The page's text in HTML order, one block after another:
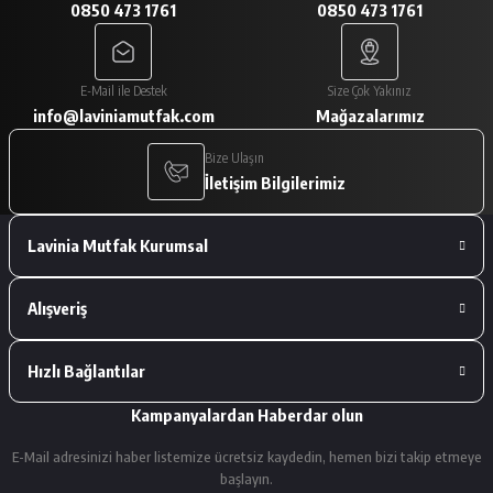
A... V... | 29/01/2026
Paketleme çok iyiydi. Ürünler tam
istediğimiz gibiydi.
A... V... | 29/01/2026
Deneyimini Paylaş
0850 473 1761 0850 473 1761
E-Mail ile Destek
info@laviniamutfak.com
Size Çok Yakınız
Mağazalarımız
Bize Ulaşın
İletişim Bilgilerimiz
Lavinia Mutfak Kurumsal
Alışveriş
Hızlı Bağlantılar
Kampanyalardan Haberdar olun
E-Mail adresinizi haber listemize ücretsiz kaydedin, hemen bizi takip etmeye
başlayın.